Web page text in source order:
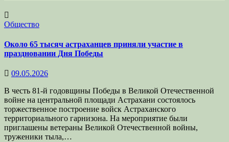
Общество
Около 65 тысяч астраханцев приняли участие в
праздновании Дня Победы
09.05.2026
В честь 81-й годовщины Победы в Великой Отечественной
войне на центральной площади Астрахани состоялось
торжественное построение войск Астраханского
территориального гарнизона. На мероприятие были
приглашены ветераны Великой Отечественной войны,
труженики тыла,…